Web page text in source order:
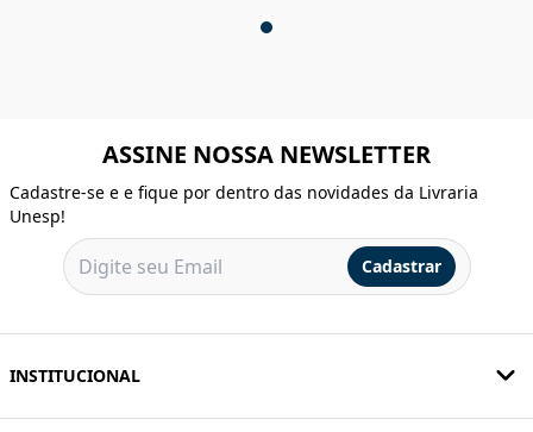
ASSINE NOSSA NEWSLETTER
Cadastre-se e e fique por dentro das novidades da Livraria
Unesp!
Cadastrar
INSTITUCIONAL